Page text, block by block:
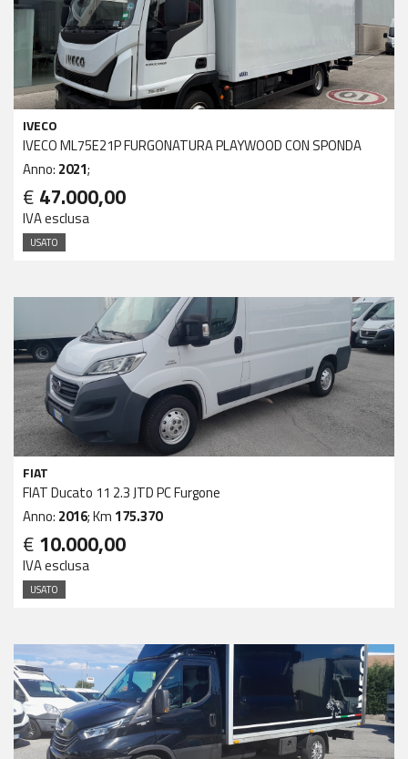
IVECO
IVECO ML75E21P FURGONATURA PLAYWOOD CON SPONDA
Anno: 2021;
€ 47.000,00
IVA esclusa
USATO
FIAT
FIAT Ducato 11 2.3 JTD PC Furgone
Anno: 2016; Km 175.370
€ 10.000,00
IVA esclusa
USATO